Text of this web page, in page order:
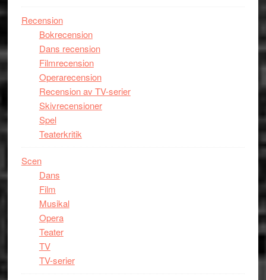
Recension
Bokrecension
Dans recension
Filmrecension
Operarecension
Recension av TV-serier
Skivrecensioner
Spel
Teaterkritik
Scen
Dans
Film
Musikal
Opera
Teater
TV
TV-serier